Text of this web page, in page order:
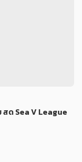
ด Sea V League